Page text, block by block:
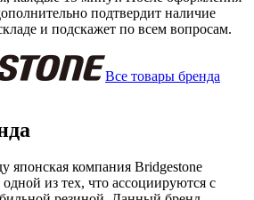
подтвердит наличие
и подскажет по всем вопросам.
Все товары бренда
японская компания Bridgestone
из тех, что ассоциируются с